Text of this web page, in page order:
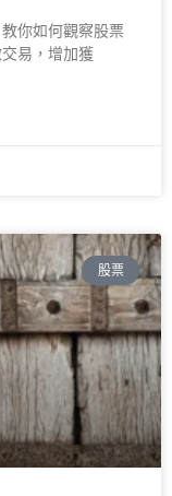
你如何觀察股票
易，增加獲
股票